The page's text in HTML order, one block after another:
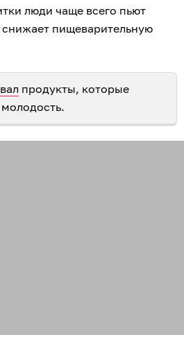
люди чаще всего пьют
пищеварительную
продукты, которые